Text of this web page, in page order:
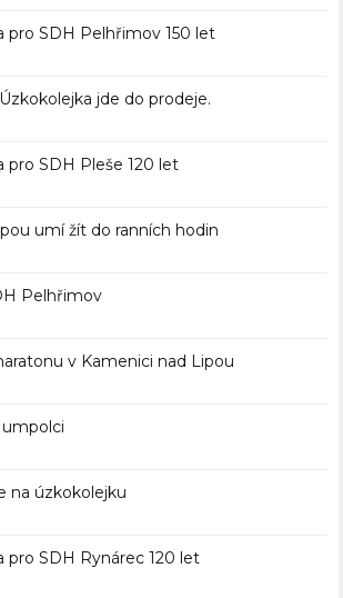
pro SDH Pelhřimov 150 let
jde do prodeje.
pro SDH Pleše 120 let
umí žít do ranních hodin
Pelhřimov
v Kamenici nad Lipou
na úzkokolejku
pro SDH Rynárec 120 let